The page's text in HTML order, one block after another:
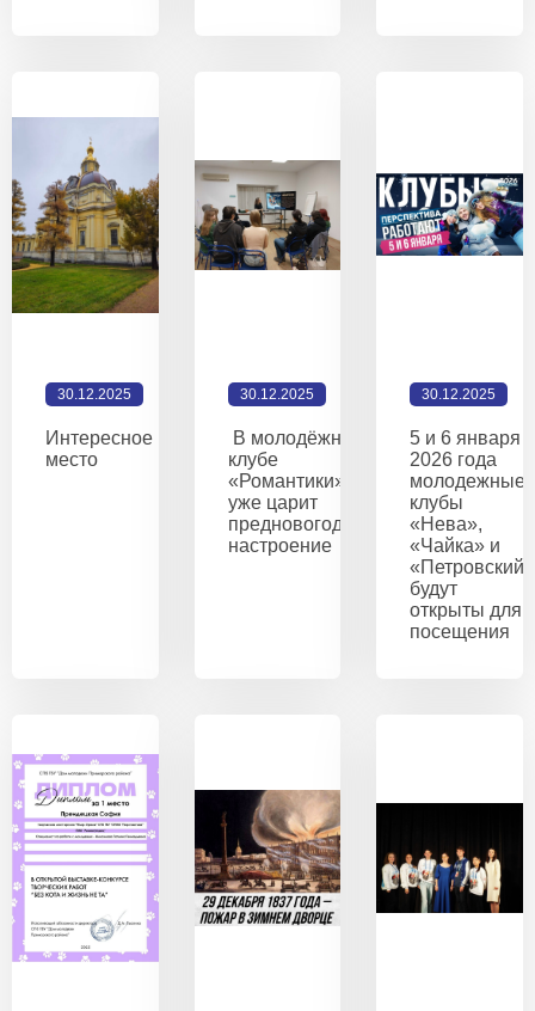
Интересное
место
30.12.2025
В молодёжном
клубе
«Романтики»
уже царит
предновогоднее
настроение
30.12.2025
5 и 6 января
2026 года
молодежные
клубы
«Нева»,
«Чайка» и
«Петровский»
будут
открыты для
посещения
30.12.2025